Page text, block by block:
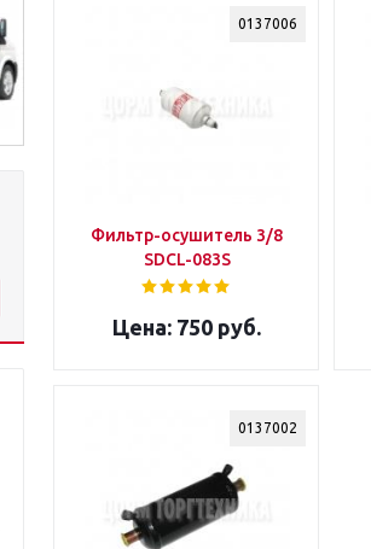
0137006
Фильтр-осушитель 3/8
SDCL-083S
750 руб.
0137002